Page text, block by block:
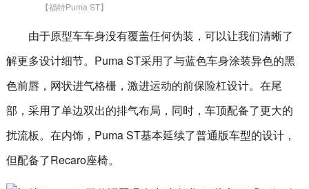
【福特Puma ST】
由于原型车车身没有覆盖任何伪装，可以让我们清晰了
解更多设计细节。Puma ST采用了与蓝色车身涂装异色的黑
色前唇，网状进气格栅，激进运动的前保险杠设计。在尾
部，采用了单边双出的排气布局，同时，车顶配备了更大的
扰流板。在内饰，Puma ST基本延续了普通版车型的设计，
但配备了Recaro座椅。